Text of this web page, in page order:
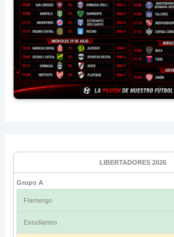
LIBERTADORES 2026
Grupo A
Flamengo
Estudiantes